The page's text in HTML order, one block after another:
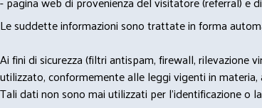
Le suddette informazioni sono trattate in forma
Ai fini di sicurezza (filtri antispam, firewall,
utilizzato, conformemente alle leggi vigenti in
Tali dati non sono mai utilizzati per l'identificazione o